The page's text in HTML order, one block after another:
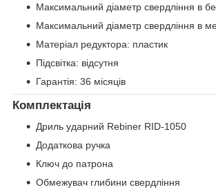
Максимальний діаметр свердління в
Максимальний діаметр свердління в
Матеріал редуктора: пластик
Підсвітка: відсутня
Гарантія: 36 місяців
Комплектація
Дриль ударний Rebiner RID-1050
Додаткова ручка
Ключ до патрона
Обмежувач глибини свердління